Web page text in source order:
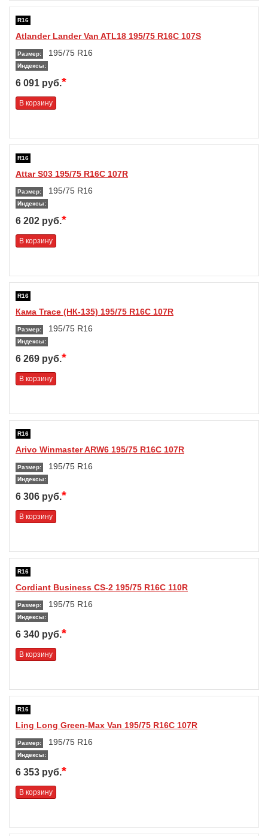
R16
Atlander Lander Van ATL18 195/75 R16C 107S
Размер: 195/75 R16
Индексы:
6 091 руб.*
В корзину
R16
Attar S03 195/75 R16C 107R
Размер: 195/75 R16
Индексы:
6 202 руб.*
В корзину
R16
Кама Trace (НК-135) 195/75 R16C 107R
Размер: 195/75 R16
Индексы:
6 269 руб.*
В корзину
R16
Arivo Winmaster ARW6 195/75 R16C 107R
Размер: 195/75 R16
Индексы:
6 306 руб.*
В корзину
R16
Cordiant Business CS-2 195/75 R16C 110R
Размер: 195/75 R16
Индексы:
6 340 руб.*
В корзину
R16
Ling Long Green-Max Van 195/75 R16C 107R
Размер: 195/75 R16
Индексы:
6 353 руб.*
В корзину